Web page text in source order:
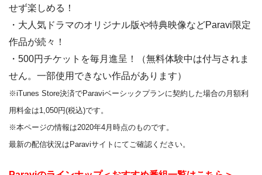
せず楽しめる！
・大人気ドラマのオリジナル版や特典映像などParavi限定
作品が続々！
・500円チケットを毎月進呈！（無料体験中は付与されま
せん。一部使用できない作品があります）
※iTunes Store決済でParaviベーシックプランに契約した場合の月額利
用料金は1,050円(税込)です。
※本ページの情報は2020年4月時点のものです。
最新の配信状況はParaviサイトにてご確認ください。